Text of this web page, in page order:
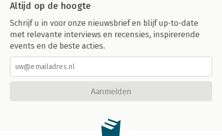
Altijd op de hoogte
Schrijf u in voor onze nieuwsbrief en blijf up-to-date
met relevante interviews en recensies, inspirerende
events en de beste acties.
Aanmelden